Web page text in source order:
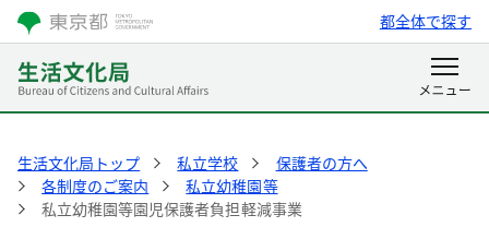
都全体で探す
生活文化局トップ 私立学校
保護者の方へ
各制度のご案内
私立幼稚園等
私立幼稚園等園児保護者負担軽減事業